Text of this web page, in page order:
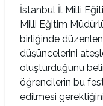
İstanbul İl Milli
Milli Eğitim
birliğinde
düşüncelerini
oluşturduğunu
öğrencilerin bu
edilmesi